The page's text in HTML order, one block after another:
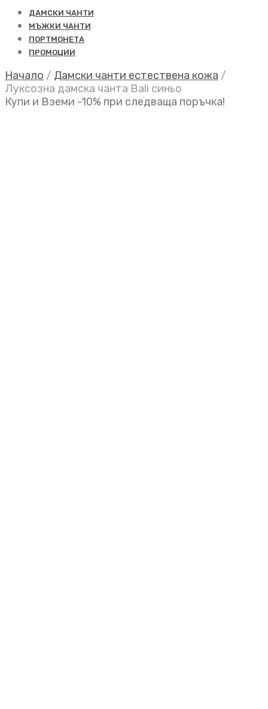
ДАМСКИ ЧАНТИ
МЪЖКИ ЧАНТИ
ПОРТМОНЕТА
ПРОМОЦИИ
Начало / Дамски чанти естествена кожа /
Луксозна дамска чанта Bali синьо
Купи и Вземи -10% при следваща поръчка!